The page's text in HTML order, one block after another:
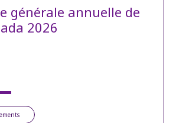
générale annuelle de
2026